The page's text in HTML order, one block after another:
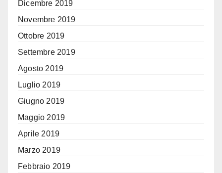
Dicembre 2019
Novembre 2019
Ottobre 2019
Settembre 2019
Agosto 2019
Luglio 2019
Giugno 2019
Maggio 2019
Aprile 2019
Marzo 2019
Febbraio 2019